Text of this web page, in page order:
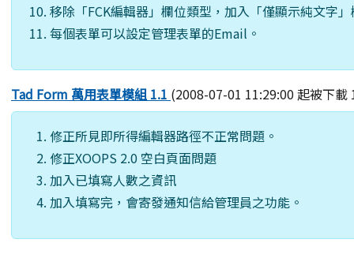
移除「FCK編輯器」欄位類型，加入「僅顯示純文字
每個表單可以設定管理表單的Email。
Tad Form 萬用表單模組 1.1 (2008-07-01 11:29:00 起被下載
修正所見即所得編輯器路徑不正常問題。
修正XOOPS 2.0 空白頁面問題
加入已填寫人數之資訊
加入填寫完，會寄發通知信給管理員之功能。